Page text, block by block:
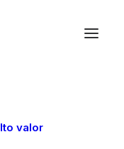
valor